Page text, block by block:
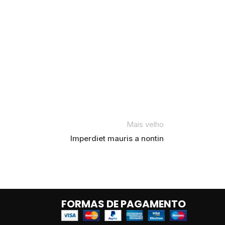
Mais velho
Imperdiet mauris a nontin
FORMAS DE PAGAMENTO